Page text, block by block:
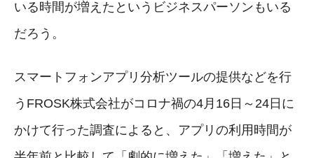
いる時間が増えたというビジネスパーソンもいる
だろう。
スマートフォンアプリ分析ツールの提供などを行
うFROSK株式会社がコロナ禍の4月16日～24日に
かけて行った調査によると、アプリの利用時間が